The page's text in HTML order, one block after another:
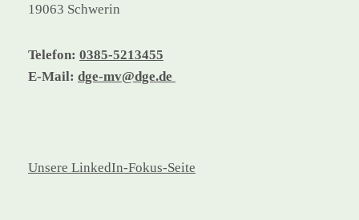
19063 Schwerin
Telefon: 0385-5213455
E-Mail: dge-mv@dge.de
Unsere LinkedIn-Fokus-Seite